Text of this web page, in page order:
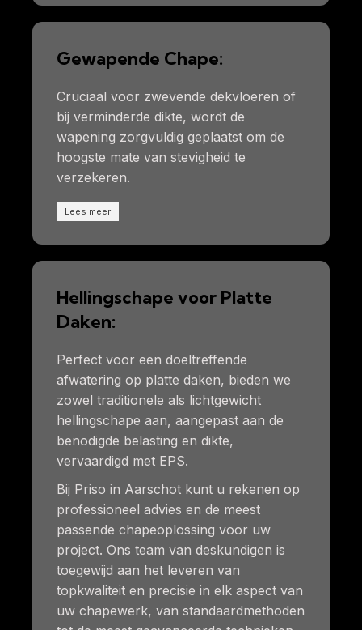
Gewapende Chape:
Cruciaal voor zwevende dekvloeren of
bij verminderde dikte, wordt de
wapening zorgvuldig geplaatst om de
hoogste mate van stevigheid te
verzekeren.
Lees meer
Hellingschape voor Platte
Daken:
Perfect voor een doeltreffende
afwatering op platte daken, bieden we
zowel traditionele als lichtgewicht
hellingschape aan, aangepast aan de
benodigde belasting en dikte,
vervaardigd met EPS.
Bij Priso in Aarschot kunt u rekenen op
professioneel advies en de meest
passende chapeoplossing voor uw
project. Ons team van deskundigen is
toegewijd aan het leveren van
topkwaliteit en precisie in elk aspect van
uw chapewerk, van standaardmethoden